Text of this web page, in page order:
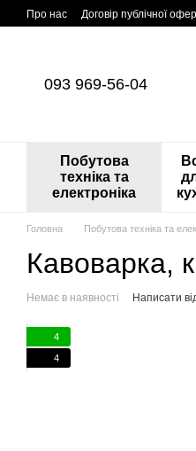
Перейти до основного
Про нас Договір публічної
093 969-56-04
Побутова
техніка та
електроніка
Головна Побутова техніка та
Кавоварка,
Немає в наявності Написати
4
4